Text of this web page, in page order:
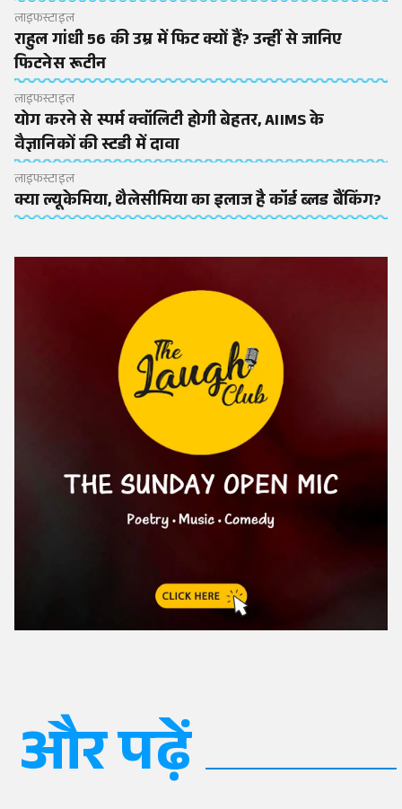
लाइफस्टाइल
राहुल गांधी 56 की उम्र में फिट क्यों हैं? उन्हीं से जानिए
फिटनेस रूटीन
लाइफस्टाइल
योग करने से स्पर्म क्वॉलिटी होगी बेहतर, AIIMS के
वैज्ञानिकों की स्टडी में दावा
लाइफस्टाइल
क्या ल्यूकेमिया, थैलेसीमिया का इलाज है कॉर्ड ब्लड बैंकिंग?
और पढ़ें